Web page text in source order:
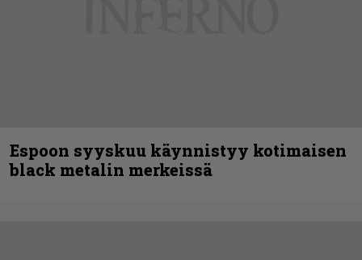
Espoon syyskuu käynnistyy kotimaisen
black metalin merkeissä